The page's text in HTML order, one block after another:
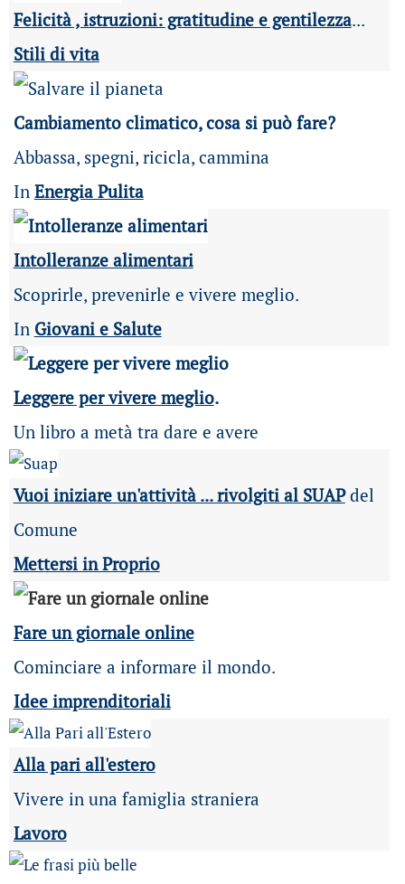
Felicità , istruzioni: gratitudine e gentilezza...
Stili di vita
Cambiamento climatico, cosa si può fare?
Abbassa, spegni, ricicla, cammina
In Energia Pulita
Intolleranze alimentari
Scoprirle, prevenirle e vivere meglio.
In Giovani e Salute
Leggere per vivere meglio.
Un libro a metà tra dare e avere
Vuoi iniziare un'attività ... rivolgiti al SUAPdel
Comune
Mettersi in Proprio
Fare un giornale online
Cominciare a informare il mondo.
Idee imprenditoriali
Alla pari all'estero
Vivere in una famiglia straniera
Lavoro